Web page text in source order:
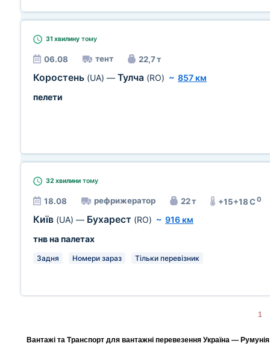
31 хвилину тому
06.08 тент 22,7 т
Коростень (UA) — Тулча (RO) ~ 857 км
пелети
32 хвилини тому
18.08 рефрижератор 22 т +15+18 C0
Київ (UA) — Бухарест (RO) ~ 916 км
тнв на палетах
Задня Номери зараз Тільки перевізник
1
Вантажі та Транспорт для вантажні перевезення Україна —